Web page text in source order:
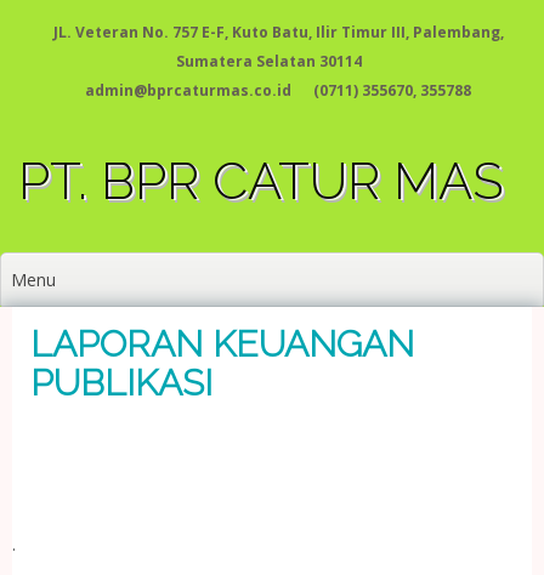
JL. Veteran No. 757 E-F, Kuto Batu, Ilir Timur III, Palembang,
Sumatera Selatan 30114
admin@bprcaturmas.co.id
(0711) 355670, 355788
PT. BPR CATUR MAS
Menu
LAPORAN KEUANGAN
PUBLIKASI
.